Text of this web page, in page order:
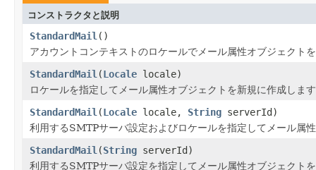
コンストラクタと説明
StandardMail ()
アカウントコンテキストのロケールでメール属性オブジェクト
StandardMail (Locale locale)
ロケールを指定してメール属性オブジェクトを新規に作成しま
StandardMail (Locale locale, String serverId)
利用するSMTPサーバ設定およびロケールを指定してメール属
StandardMail (String serverId)
利用するSMTPサーバ設定を指定してメール属性オブジェクト